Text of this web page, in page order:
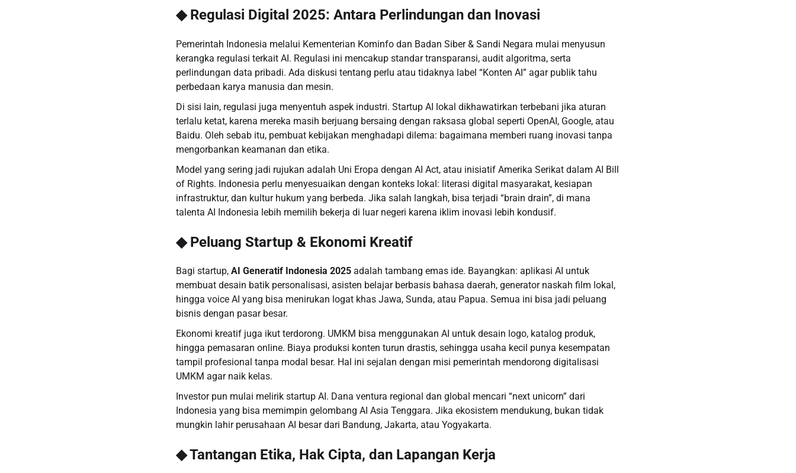
◆ Regulasi Digital 2025: Antara Perlindungan dan Inovasi
Pemerintah Indonesia melalui Kementerian Kominfo dan Badan Siber & Sandi Negara mulai menyusun
kerangka regulasi terkait AI. Regulasi ini mencakup standar transparansi, audit algoritma, serta
perlindungan data pribadi. Ada diskusi tentang perlu atau tidaknya label “Konten AI” agar publik tahu
perbedaan karya manusia dan mesin.
Di sisi lain, regulasi juga menyentuh aspek industri. Startup AI lokal dikhawatirkan terbebani jika aturan
terlalu ketat, karena mereka masih berjuang bersaing dengan raksasa global seperti OpenAI, Google, atau
Baidu. Oleh sebab itu, pembuat kebijakan menghadapi dilema: bagaimana memberi ruang inovasi tanpa
mengorbankan keamanan dan etika.
Model yang sering jadi rujukan adalah Uni Eropa dengan AI Act, atau inisiatif Amerika Serikat dalam AI Bill
of Rights. Indonesia perlu menyesuaikan dengan konteks lokal: literasi digital masyarakat, kesiapan
infrastruktur, dan kultur hukum yang berbeda. Jika salah langkah, bisa terjadi “brain drain”, di mana
talenta AI Indonesia lebih memilih bekerja di luar negeri karena iklim inovasi lebih kondusif.
◆ Peluang Startup & Ekonomi Kreatif
Bagi startup, AI Generatif Indonesia 2025 adalah tambang emas ide. Bayangkan: aplikasi AI untuk
membuat desain batik personalisasi, asisten belajar berbasis bahasa daerah, generator naskah film lokal,
hingga voice AI yang bisa menirukan logat khas Jawa, Sunda, atau Papua. Semua ini bisa jadi peluang
bisnis dengan pasar besar.
Ekonomi kreatif juga ikut terdorong. UMKM bisa menggunakan AI untuk desain logo, katalog produk,
hingga pemasaran online. Biaya produksi konten turun drastis, sehingga usaha kecil punya kesempatan
tampil profesional tanpa modal besar. Hal ini sejalan dengan misi pemerintah mendorong digitalisasi
UMKM agar naik kelas.
Investor pun mulai melirik startup AI. Dana ventura regional dan global mencari “next unicorn” dari
Indonesia yang bisa memimpin gelombang AI Asia Tenggara. Jika ekosistem mendukung, bukan tidak
mungkin lahir perusahaan AI besar dari Bandung, Jakarta, atau Yogyakarta.
◆ Tantangan Etika, Hak Cipta, dan Lapangan Kerja